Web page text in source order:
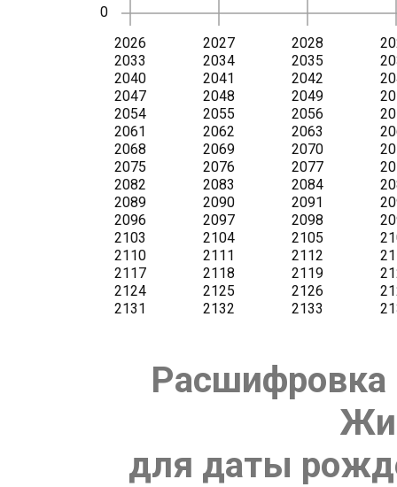
Расшифровка
для даты